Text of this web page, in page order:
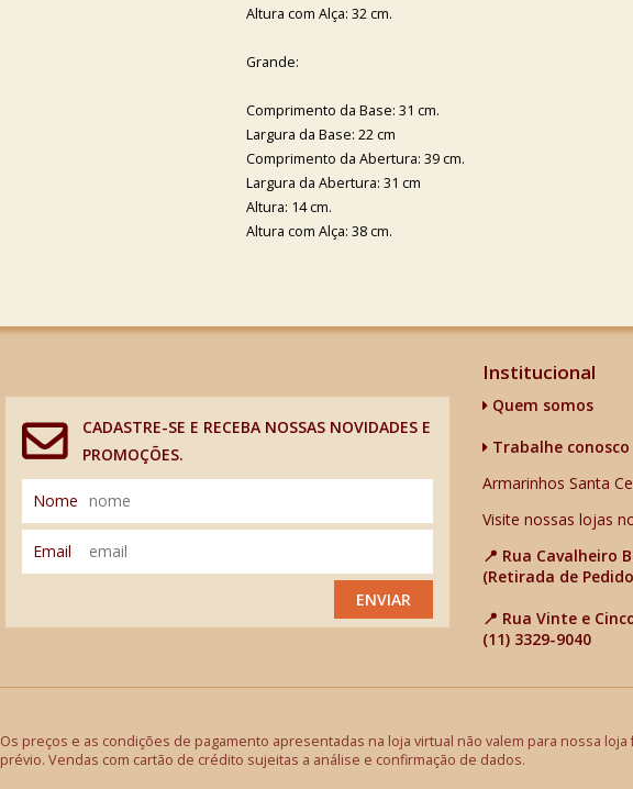
Altura com Alça: 32 cm.
Grande:
Comprimento da Base: 31 cm.
Largura da Base: 22 cm
Comprimento da Abertura: 39 cm.
Largura da Abertura: 31 cm
Altura: 14 cm.
Altura com Alça: 38 cm.
CADASTRE-SE E RECEBA NOSSAS NOVIDADES E
PROMOÇÕES.
Nome
Email
ENVIAR
Institucional
Quem somos
Trabalhe conosco
Armarinhos Santa
Visite nossas lojas
📍 Rua Cavalheiro
(Retirada de
📍 Rua Vinte e
(11) 3329-9040
Os preços e as condições de pagamento apresentadas na loja virtual não valem para nossa
prévio. Vendas com cartão de crédito sujeitas a análise e confirmação de dados.